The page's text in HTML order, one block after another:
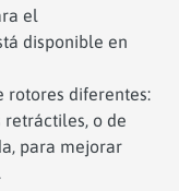
el
disponible en
rotores diferentes:
o de
para mejorar